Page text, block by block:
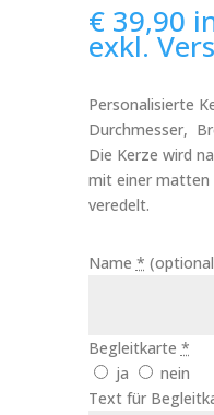
€39,90
exkl.
Personalisierte
Durchmesser,
Die Kerze wird
mit einer matten
veredelt.
Name *
Begleitkarte *
ja
nein
Text für